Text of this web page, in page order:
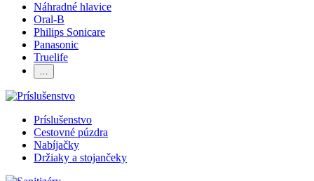
Náhradné hlavice
Oral-B
Philips Sonicare
Panasonic
Truelife
…
Príslušenstvo
Cestovné púzdra
Nabíjačky
Držiaky a stojančeky